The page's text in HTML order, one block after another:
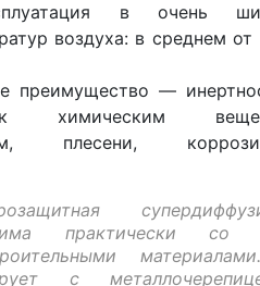
в очень
воздуха: в среднем
преимущество —
химическим
плесени,
практически со
с